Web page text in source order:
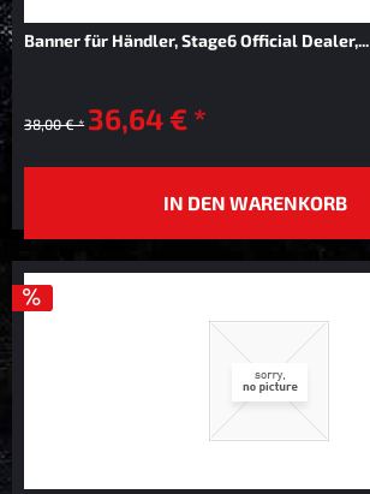
Banner für Händler, Stage6 Official Dealer,...
38,00 € * 36,64 € *
IN DEN WARENKORB